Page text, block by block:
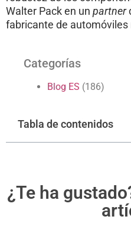
Walter Pack en un partner
fabricante de
Categorías
Blog ES (186)
Tabla de contenidos
¿Te ha